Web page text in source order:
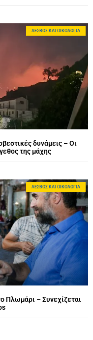
ΛΈΣΒΟΣ ΚΑΙ ΟΙΚΟΛΟΓΊΑ
δυνάμεις – Οι
της μάχης
ΛΈΣΒΟΣ ΚΑΙ ΟΙΚΟΛΟΓΊΑ
Πλωμάρι – Συνεχίζεται